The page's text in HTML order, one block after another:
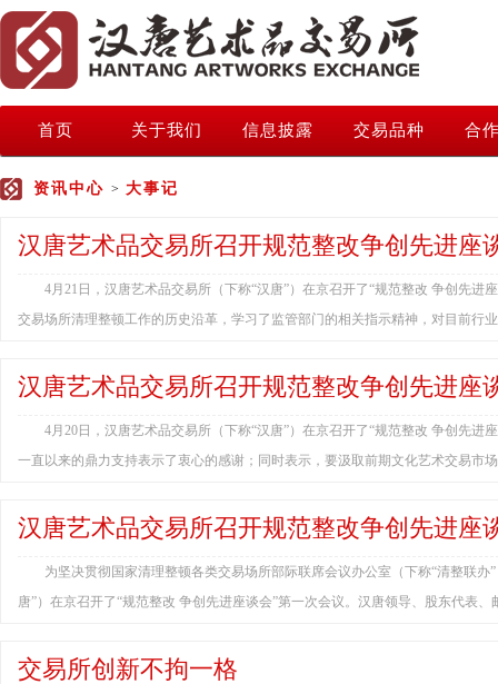
首页 关于我们 信息披露 交易品种 合
资讯中心 > 大事记
汉唐艺术品交易所召开规范整改争创先进座
4月21日，汉唐艺术品交易所（下称“汉唐”）在京召开了“规范整改 争创先
交易场所清理整顿工作的历史沿革，学习了监管部门的相关指示精神，对目前行
汉唐艺术品交易所召开规范整改争创先进座
4月20日，汉唐艺术品交易所（下称“汉唐”）在京召开了“规范整改 争创先
一直以来的鼎力支持表示了衷心的感谢；同时表示，要汲取前期文化艺术交易市
汉唐艺术品交易所召开规范整改争创先进座
为坚决贯彻国家清理整顿各类交易场所部际联席会议办公室（下称“清整联
唐”）在京召开了“规范整改 争创先进座谈会”第一次会议。汉唐领导、股东代表
交易所创新不拘一格